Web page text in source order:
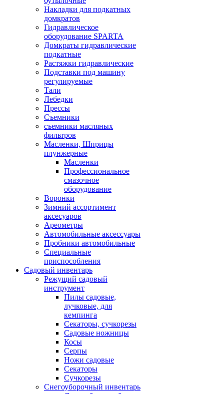
Накладки для подкатных
домкратов
Гидравлическое
оборудование SPARTA
Домкраты гидравлические
подкатные
Растяжки гидравлические
Подставки под машину
регулируемые
Тали
Лебедки
Прессы
Съемники
съемники масляных
фильтров
Масленки, Шприцы
плунжерные
Масленки
Профессиональное
смазочное
оборудование
Воронки
Зимний ассортимент
аксесуаров
Ареометры
Автомобильные аксессуары
Пробники автомобильные
Специальные
приспособления
Садовый инвентарь
Режущий садовый
инструмент
Пилы садовые,
лучковые, для
кемпинга
Секаторы, сучкорезы
Садовые ножницы
Косы
Серпы
Ножи садовые
Секаторы
Сучкорезы
Снегоуборочный инвентарь